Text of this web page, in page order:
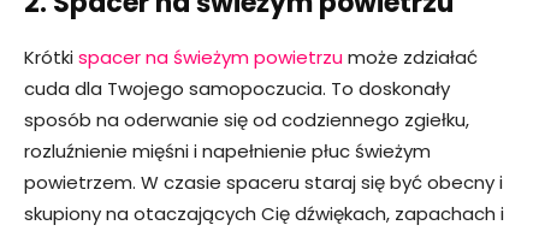
Krótkispacer na świeżym powietrzumoże zdziałać
cuda dla Twojego samopoczucia. To doskonały
sposób na oderwanie się od codziennego zgiełku,
rozluźnienie mięśni i napełnienie płuc świeżym
powietrzem. W czasie spaceru staraj się być obecny i
skupiony na otaczających Cię dźwiękach, zapachach i